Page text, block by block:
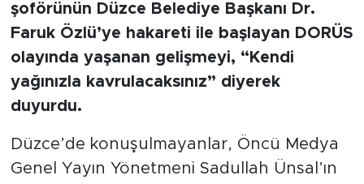
şoförünün Düzce Belediye Başkanı Dr.
Faruk Özlü’ye hakareti ile başlayan DORÜS
olayında yaşanan gelişmeyi, “Kendi
yağınızla kavrulacaksınız” diyerek
duyurdu.
Düzce’de konuşulmayanlar, Öncü Medya
Genel Yayın Yönetmeni Sadullah Ünsal’ın